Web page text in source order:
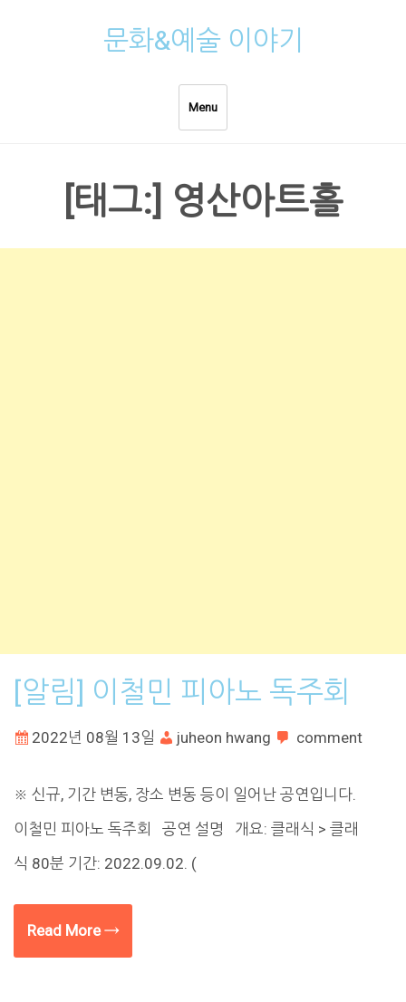
문화&예술 이야기
Menu
[태그:] 영산아트홀
[알림] 이철민 피아노 독주회
2022년 08월 13일 juheon hwang comment
※ 신규, 기간 변동, 장소 변동 등이 일어난 공연입니다.
이철민 피아노 독주회 공연 설명 개요: 클래식 > 클래
식 80분 기간: 2022.09.02. (
Read More →